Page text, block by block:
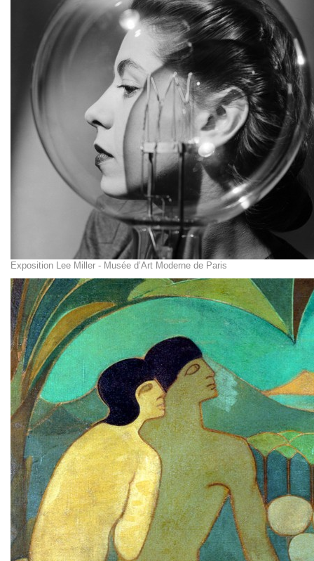
Exposition Lee Miller - Musée d’Art Moderne de Paris